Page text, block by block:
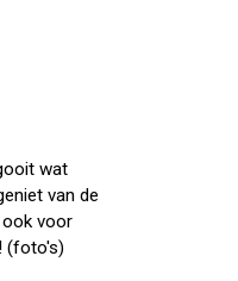
wat
van de
ook voor
(foto's)